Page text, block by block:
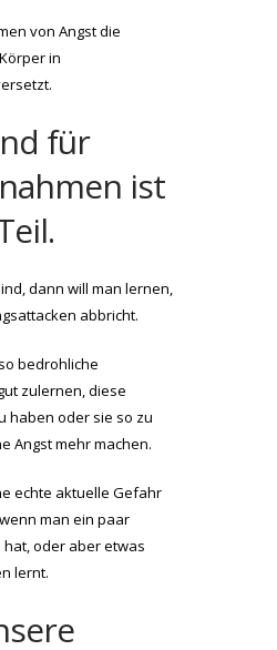
von Angst die
in
für
ist
dann will man lernen,
abbricht.
bedrohliche
zulernen, diese
haben oder sie so zu
Angst mehr machen.
echte aktuelle Gefahr
man ein paar
oder aber etwas
lernt.